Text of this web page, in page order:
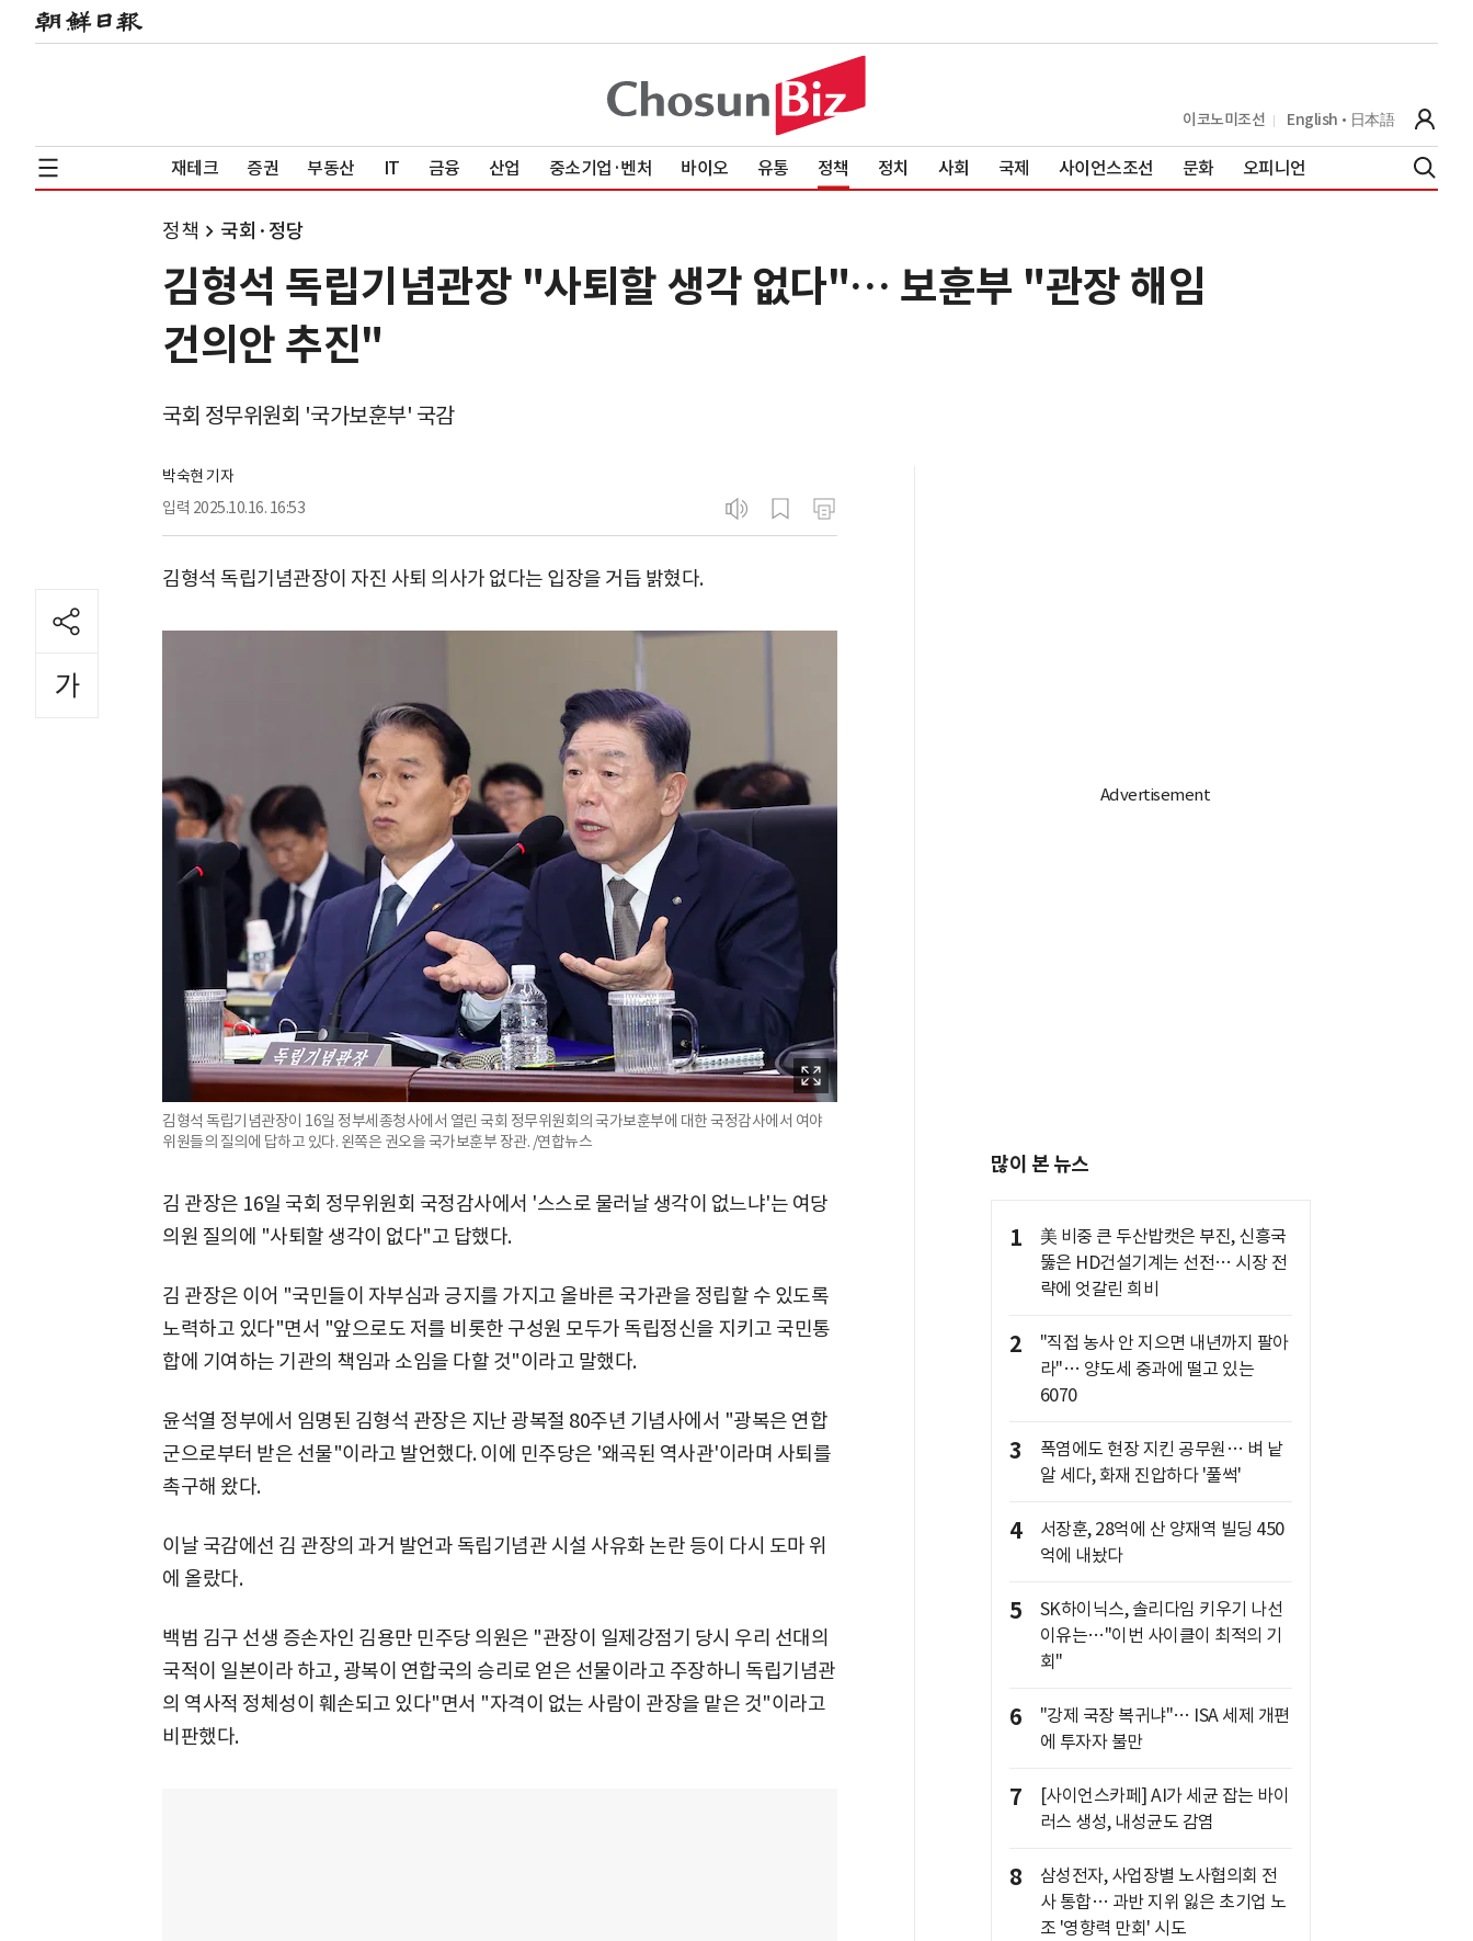
이코노미조선 English 日本語
재테크 증권 부동산 IT 금융 산업 중소기업·벤처 바이오 유통 정책 정치 사회 국제 사이언스조선 문화 오피니언
정책 국회·정당
김형석 독립기념관장 "사퇴할 생각 없다"… 보훈부 "관장 해임
건의안 추진"
국회 정무위원회 '국가보훈부' 국감
박숙현 기자
입력 2025.10.16. 16:53
김형석 독립기념관장이 자진 사퇴 의사가 없다는 입장을 거듭 밝혔다.
김형석 독립기념관장이 16일 정부세종청사에서 열린 국회 정무위원회의 국가보훈부에 대한 국정감사에서 여야
위원들의 질의에 답하고 있다. 왼쪽은 권오을 국가보훈부 장관. /연합뉴스
김 관장은 16일 국회 정무위원회 국정감사에서 '스스로 물러날 생각이 없느냐'는 여당
의원 질의에 "사퇴할 생각이 없다"고 답했다.
김 관장은 이어 "국민들이 자부심과 긍지를 가지고 올바른 국가관을 정립할 수 있도록
노력하고 있다"면서 "앞으로도 저를 비롯한 구성원 모두가 독립정신을 지키고 국민통
합에 기여하는 기관의 책임과 소임을 다할 것"이라고 말했다.
윤석열 정부에서 임명된 김형석 관장은 지난 광복절 80주년 기념사에서 "광복은 연합
군으로부터 받은 선물"이라고 발언했다. 이에 민주당은 '왜곡된 역사관'이라며 사퇴를
촉구해 왔다.
이날 국감에선 김 관장의 과거 발언과 독립기념관 시설 사유화 논란 등이 다시 도마 위
에 올랐다.
백범 김구 선생 증손자인 김용만 민주당 의원은 "관장이 일제강점기 당시 우리 선대의
국적이 일본이라 하고, 광복이 연합국의 승리로 얻은 선물이라고 주장하니 독립기념관
의 역사적 정체성이 훼손되고 있다"면서 "자격이 없는 사람이 관장을 맡은 것"이라고
비판했다.
많이 본 뉴스
1
美 비중 큰 두산밥캣은 부진, 신흥국
뚫은 HD건설기계는 선전… 시장 전
략에 엇갈린 희비
2
"직접 농사 안 지으면 내년까지 팔아
라"… 양도세 중과에 떨고 있는
6070
3
폭염에도 현장 지킨 공무원… 벼 낱
알 세다, 화재 진압하다 '풀썩'
4
서장훈, 28억에 산 양재역 빌딩 450
억에 내놨다
5
SK하이닉스, 솔리다임 키우기 나선
이유는…"이번 사이클이 최적의 기
회"
6
"강제 국장 복귀냐"… ISA 세제 개편
에 투자자 불만
7
[사이언스카페] AI가 세균 잡는 바이
러스 생성, 내성균도 감염
8
삼성전자, 사업장별 노사협의회 전
사 통합… 과반 지위 잃은 초기업 노
조 '영향력 만회' 시도